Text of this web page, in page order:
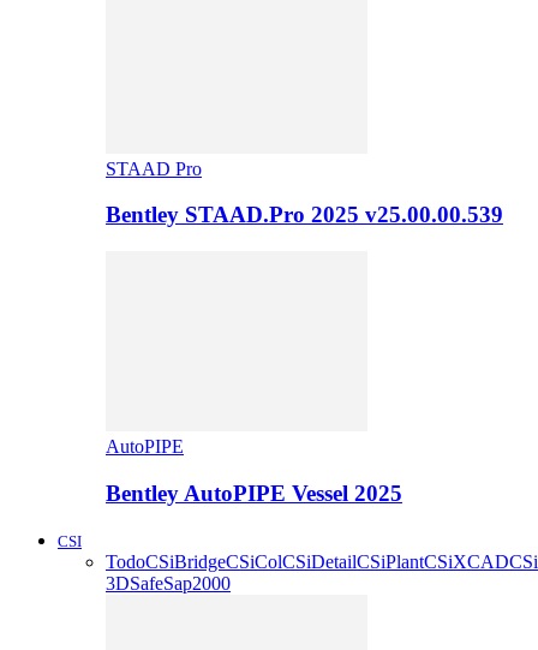
STAAD Pro
Bentley STAAD.Pro 2025 v25.00.00.539
AutoPIPE
Bentley AutoPIPE Vessel 2025
CSI
TodoCSiBridgeCSiColCSiDetailCSiPlantCSiXCAD
3DSafeSap2000